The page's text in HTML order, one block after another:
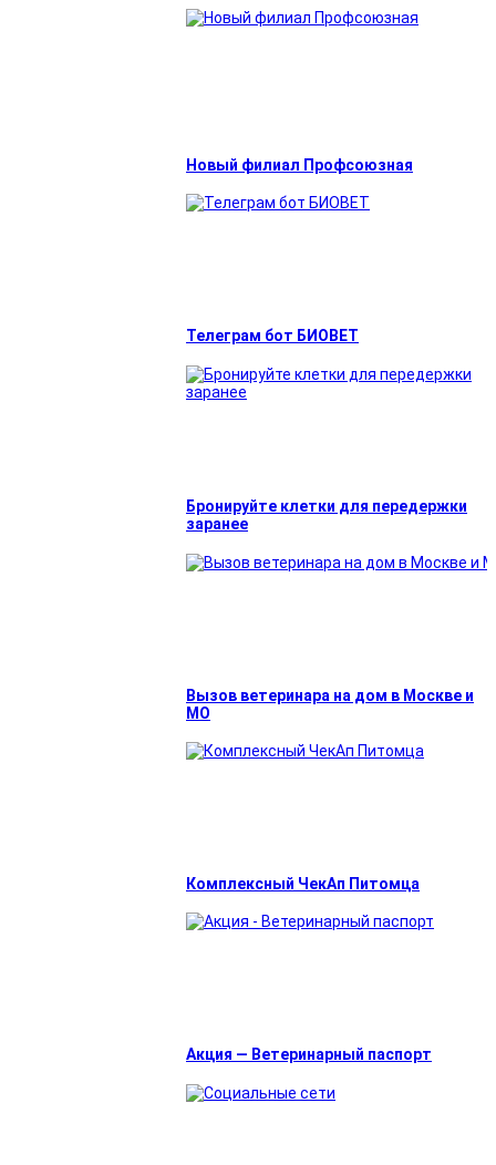
Новый филиал Профсоюзная
Телеграм бот БИОВЕТ
Бронируйте клетки для передержки
заранее
Вызов ветеринара на дом в Москве и
МО
Комплексный ЧекАп Питомца
Акция — Ветеринарный паспорт